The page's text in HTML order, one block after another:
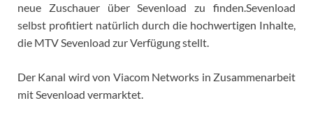
neue Zuschauer über Sevenload zu finden.Sevenload
selbst profitiert natürlich durch die hochwertigen Inhalte,
die MTV Sevenload zur Verfügung stellt.
Der Kanal wird von Viacom Networks in Zusammenarbeit
mit Sevenload vermarktet.